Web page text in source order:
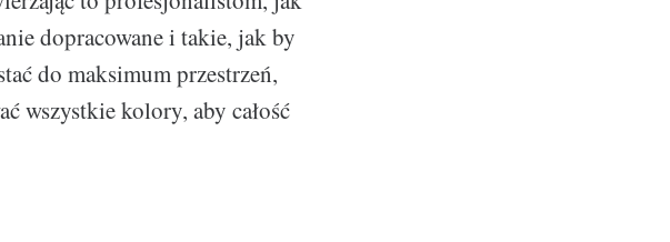
dopracowane i takie, jak by
do maksimum przestrzeń,
wszystkie kolory, aby całość